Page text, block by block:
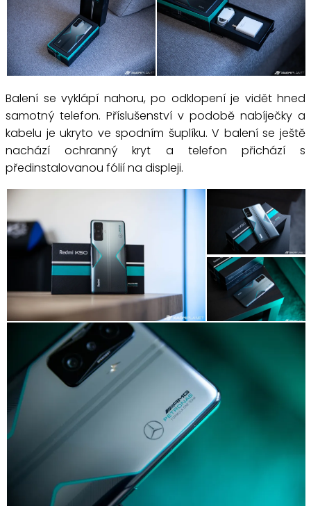
Balení se vyklápí nahoru, po odklopení je vidět hned
samotný telefon. Příslušenství v podobě nabíječky a
kabelu je ukryto ve spodním šuplíku. V balení se ještě
nachází ochranný kryt a telefon přichází s
předinstalovanou fólií na displeji.